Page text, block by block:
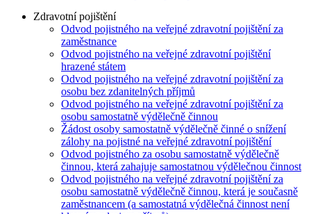
Zdravotní pojištění
Odvod pojistného na veřejné zdravotní pojištění za
zaměstnance
Odvod pojistného na veřejné zdravotní pojištění
hrazené státem
Odvod pojistného na veřejné zdravotní pojištění za
osobu bez zdanitelných příjmů
Odvod pojistného na veřejné zdravotní pojištění za
osobu samostatně výdělečně činnou
Žádost osoby samostatně výdělečně činné o snížení
zálohy na pojistné na veřejné zdravotní pojištění
Odvod pojistného za osobu samostatně výdělečně
činnou, která zahajuje samostatnou výdělečnou činnost
Odvod pojistného na veřejné zdravotní pojištění za
osobu samostatně výdělečně činnou, která je současně
zaměstnancem (a samostatná výdělečná činnost není